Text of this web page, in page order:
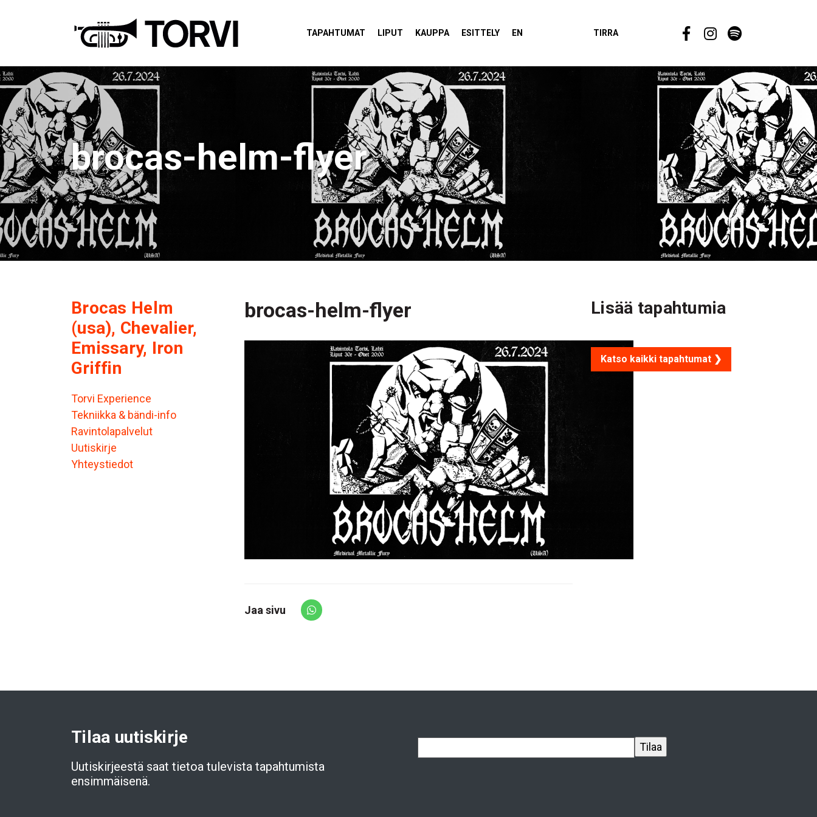
TAPAHTUMAT LIPUT KAUPPA ESITTELY EN TIRRA
brocas-helm-flyer
Brocas Helm
(usa), Chevalier,
Emissary, Iron
Griffin
Torvi Experience
Tekniikka & bändi-info
Ravintolapalvelut
Uutiskirje
Yhteystiedot
brocas-helm-flyer
Jaa sivu
Share via Whatsapp
Lisää tapahtumia
Katso kaikki tapahtumat ❯
Tilaa uutiskirje
Uutiskirjeestä saat tietoa tulevista tapahtumista
ensimmäisenä.